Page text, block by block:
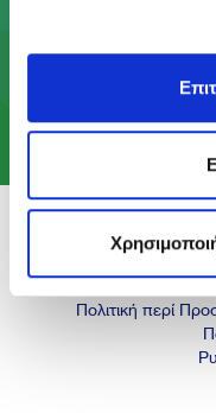
© 2026 Sani
Πολιτική περί